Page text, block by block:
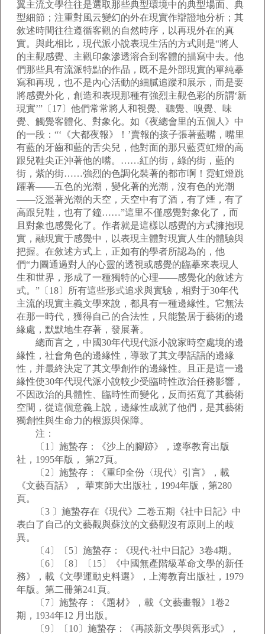
翼主流文學往往是選取那些典型環境中的典型場面、典
型細節；注重對風云變幻的外在現實作辯證地分析；其
敘述時間往往遵循客觀的自然時序，以再現外在的真
實。與此相比，現代派小說表現生活的方式則是“將人
的主觀感覺、主觀印象滲透溶合到客體的描寫中去。他
們那些具有流派特點的作品，既不是外部現實的單純摹
寫和再現，也不是內心活動的細膩追蹤和展示，而是要
將感覺外化，創造和表現那種有強烈主觀色彩的所謂‘新
現實’”〔17〕他們常常將人和視覺、聽覺、嗅覺、味
覺、觸覺客體化、對象化。如《夜總會里的五個人》中
的一段：“‘《大都夜報》！’賣報的孩子張著藍嘴，嘴里
有藍的牙齒和藍的舌尖兒，他對面的那只藍霓虹燈的高
跟兒鞋尖正沖著他的嘴。……紅的街，綠的街，藍的
街，紫的街……強烈的色調化裝著的都市啊！霓虹燈跳
躍著——五色的光潮，變化著的光潮，沒有色的光潮
——泛濫著光潮的天空，天空中有了酒，有了煙，有了
高跟兒鞋，也有了鐘……”這里不僅感覺對象化了，而
且對象也感覺化了。作者就是這樣以感覺的方式擁抱現
實，融現實于感覺中，以表現主體對現實人生的體驗與
把握。在敘述方式上，正如有的學者所認為的，他
們“力圖通過對人的心靈的透視或感覺的臨摹來表現人
生和世界，形成了一種獨特的心理——感覺化的敘述方
式。”〔18〕所有這些形式追求與實驗，相對于30年代
主流的現實主義文學來說，都具有一種邊緣性。它無法
在那一時代，獲得自己的合法性，只能蟄居于藝術的邊
緣處，默默地生存著，發展著。
總而言之，中國30年代現代派小說家時空處境的邊
緣性，社會角色的邊緣性，導致了其文學話語的邊緣
性，并最終決定了其文學創作的邊緣性。且正是這一邊
緣性使30年代現代派小說較少受臨時性政治任務影響，
不因政治的具體性、臨時性而變化，反而拓寬了其藝術
空間，從這個意義上說，邊緣性成就了他們，是其藝術
獨創性與生命力的根源與保障。
注：
〔1〕施蟄存：《沙上的腳跡》，遼寧教育出版
社，1995年版， 第27頁。
〔2〕施蟄存：《重印全份〈現代〉引言》，載
《文藝百話》， 華東師大出版社，1994年版，第280
頁。
〔3 〕施蟄存在《現代》二卷五期《社中日記》中
表白了自己的文藝觀與蘇汶的文藝觀沒有原則上的歧
異。
〔4〕〔5〕施蟄存：《現代·社中日記》3卷4期。
〔6〕〔8〕〔15〕《中國無產階級革命文學的新任
務》，載《文學運動史料選》，上海教育出版社，1979
年版。第二冊第241頁。
〔7〕施蟄存：《題材》，載《文藝畫報》1卷2
期，1934年12 月出版。
〔9〕〔10〕施蟄存：《再談新文學與舊形式》，